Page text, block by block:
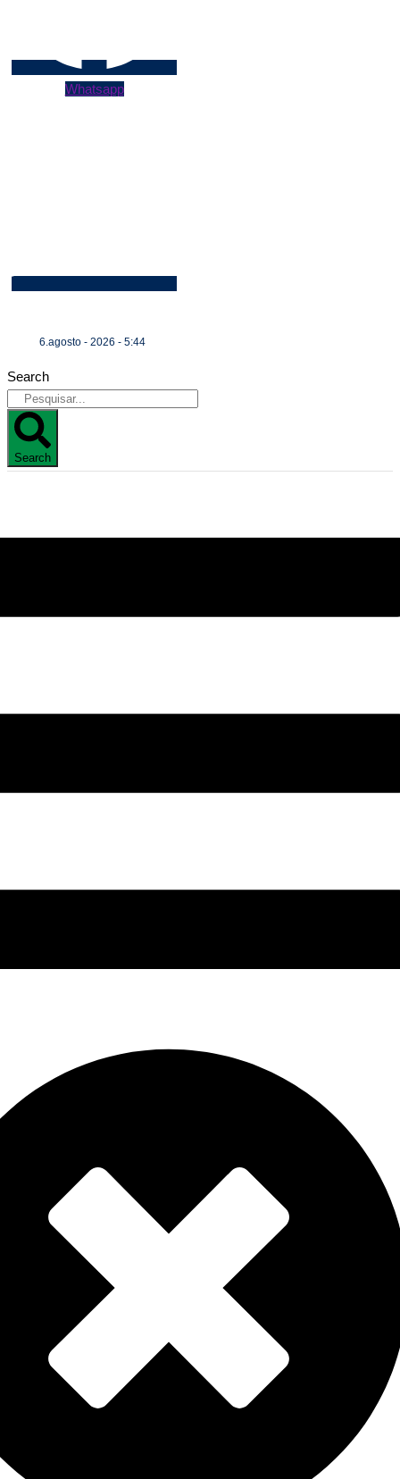
Whatsapp
6.agosto - 2026 - 5:44
Search
Search